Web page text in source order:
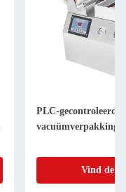
PLC-gecontroleerde
Vind de